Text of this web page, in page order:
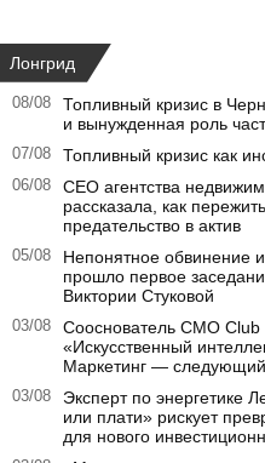
Лонгрид
08/08
Топливный кризис в
и вынужденная роль
07/08 Топливный кризис как
06/08
CEO агентства
рассказала, как
предательство в актив
05/08
Непонятное обвинение
прошло первое
Виктории Стуковой
03/08
Сооснователь CMO
«Искусственный
Маркетинг —
03/08
Эксперт по энергетике
или плати» рискует
для нового